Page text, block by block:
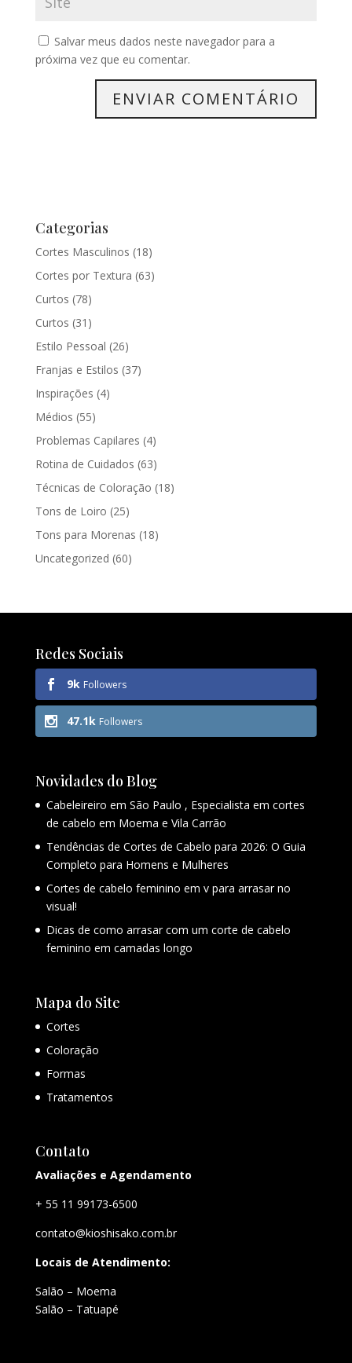
Salvar meus dados neste navegador para a
próxima vez que eu comentar.
Categorias
Cortes Masculinos (18)
Cortes por Textura (63)
Curtos (78)
Curtos (31)
Estilo Pessoal (26)
Franjas e Estilos (37)
Inspirações (4)
Médios (55)
Problemas Capilares (4)
Rotina de Cuidados (63)
Técnicas de Coloração (18)
Tons de Loiro (25)
Tons para Morenas (18)
Uncategorized (60)
Redes Sociais
9k Followers
47.1k Followers
Novidades do Blog
Cabeleireiro em São Paulo , Especialista em cortes
de cabelo em Moema e Vila Carrão
Tendências de Cortes de Cabelo para 2026: O Guia
Completo para Homens e Mulheres
Cortes de cabelo feminino em v para arrasar no
visual!
Dicas de como arrasar com um corte de cabelo
feminino em camadas longo
Mapa do Site
Cortes
Coloração
Formas
Tratamentos
Contato
Avaliações e Agendamento
+ 55 11 99173-6500
contato@kioshisako.com.br
Locais de Atendimento:
Salão – Moema
Salão – Tatuapé